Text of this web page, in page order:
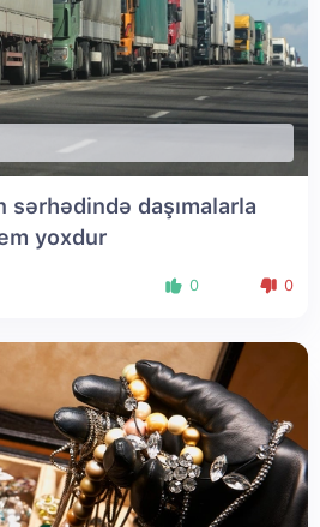
sərhədində daşımalarla
yoxdur
0 0